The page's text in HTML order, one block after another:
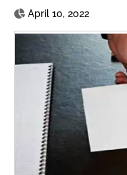
April 10, 2022